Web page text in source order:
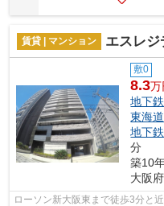
賃貸 | マンション エスレ
敷0
8.3万
地下
東海
地下
分
築10
大阪府
ローソン新大阪東まで徒歩3分と